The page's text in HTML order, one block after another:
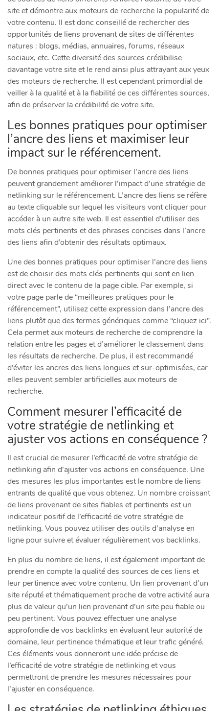
site et démontre aux moteurs de recherche la popularité de
votre contenu. Il est donc conseillé de rechercher des
opportunités de liens provenant de sites de différentes
natures : blogs, médias, annuaires, forums, réseaux
sociaux, etc. Cette diversité des sources crédibilise
davantage votre site et le rend ainsi plus attrayant aux yeux
des moteurs de recherche. Il est cependant primordial de
veiller à la qualité et à la fiabilité de ces différentes sources,
afin de préserver la crédibilité de votre site.
Les bonnes pratiques pour optimiser
l’ancre des liens et maximiser leur
impact sur le référencement.
De bonnes pratiques pour optimiser l’ancre des liens
peuvent grandement améliorer l’impact d’une stratégie de
netlinking sur le référencement. L’ancre des liens se réfère
au texte cliquable sur lequel les visiteurs vont cliquer pour
accéder à un autre site web. Il est essentiel d’utiliser des
mots clés pertinents et des phrases concises dans l’ancre
des liens afin d’obtenir des résultats optimaux.
Une des bonnes pratiques pour optimiser l’ancre des liens
est de choisir des mots clés pertinents qui sont en lien
direct avec le contenu de la page cible. Par exemple, si
votre page parle de “meilleures pratiques pour le
référencement”, utilisez cette expression dans l’ancre des
liens plutôt que des termes génériques comme “cliquez ici”.
Cela permet aux moteurs de recherche de comprendre la
relation entre les pages et d’améliorer le classement dans
les résultats de recherche. De plus, il est recommandé
d’éviter les ancres des liens longues et sur-optimisées, car
elles peuvent sembler artificielles aux moteurs de
recherche.
Comment mesurer l’efficacité de
votre stratégie de netlinking et
ajuster vos actions en conséquence ?
Il est crucial de mesurer l’efficacité de votre stratégie de
netlinking afin d’ajuster vos actions en conséquence. Une
des mesures les plus importantes est le nombre de liens
entrants de qualité que vous obtenez. Un nombre croissant
de liens provenant de sites fiables et pertinents est un
indicateur positif de l’efficacité de votre stratégie de
netlinking. Vous pouvez utiliser des outils d’analyse en
ligne pour suivre et évaluer régulièrement vos backlinks.
En plus du nombre de liens, il est également important de
prendre en compte la qualité des sources de ces liens et
leur pertinence avec votre contenu. Un lien provenant d’un
site réputé et thématiquement proche de votre activité aura
plus de valeur qu’un lien provenant d’un site peu fiable ou
peu pertinent. Vous pouvez effectuer une analyse
approfondie de vos backlinks en évaluant leur autorité de
domaine, leur pertinence thématique et leur trafic généré.
Ces éléments vous donneront une idée précise de
l’efficacité de votre stratégie de netlinking et vous
permettront de prendre les mesures nécessaires pour
l’ajuster en conséquence.